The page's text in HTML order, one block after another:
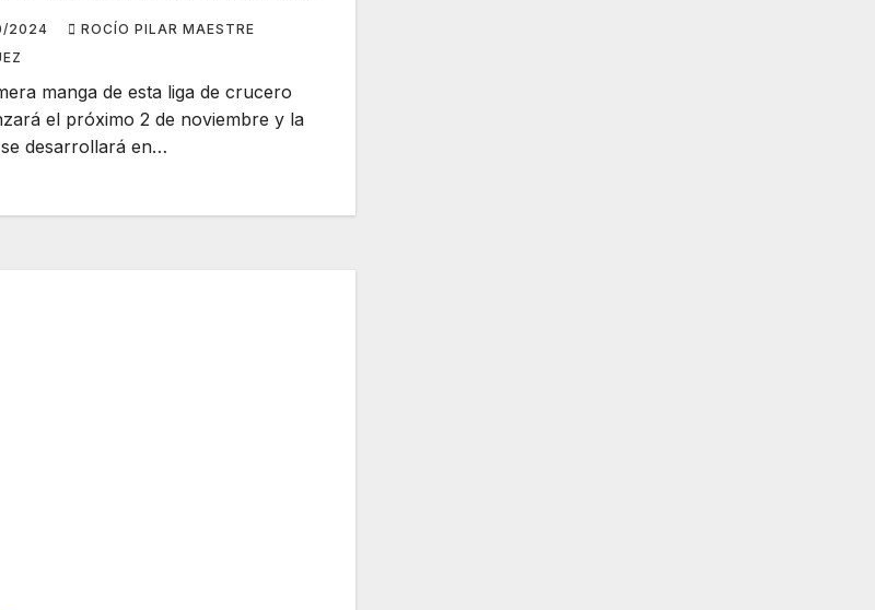
pruebas
2024
ROCÍO PILAR MAESTRE
manga de esta liga de crucero
el próximo 2 de noviembre y la
desarrollará en…